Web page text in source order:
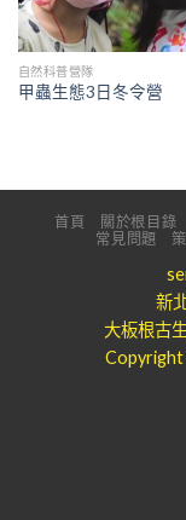
自然科普營隊
甲蟲生態3日冬令營
首頁 關於根目錄
常見問題
新
大板根古